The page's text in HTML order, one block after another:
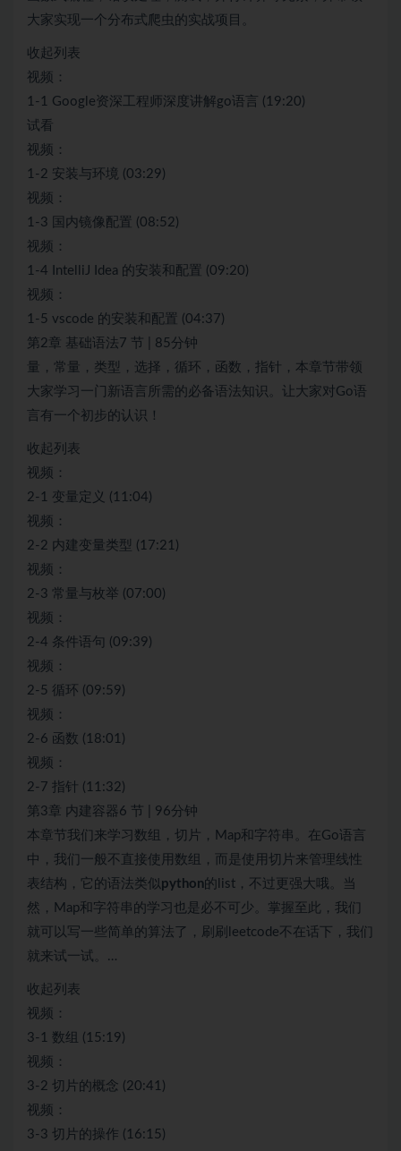
大家实现一个分布式爬虫的实战项目。
收起列表
视频：
1-1 Google资深工程师深度讲解go语言 (19:20)
试看
视频：
1-2 安装与环境 (03:29)
视频：
1-3 国内镜像配置 (08:52)
视频：
1-4 IntelliJ Idea 的安装和配置 (09:20)
视频：
1-5 vscode 的安装和配置 (04:37)
第2章 基础语法7 节 | 85分钟
量，常量，类型，选择，循环，函数，指针，本章节带领
大家学习一门新语言所需的必备语法知识。让大家对Go语
言有一个初步的认识！
收起列表
视频：
2-1 变量定义 (11:04)
视频：
2-2 内建变量类型 (17:21)
视频：
2-3 常量与枚举 (07:00)
视频：
2-4 条件语句 (09:39)
视频：
2-5 循环 (09:59)
视频：
2-6 函数 (18:01)
视频：
2-7 指针 (11:32)
第3章 内建容器6 节 | 96分钟
本章节我们来学习数组，切片，Map和字符串。在Go语言
中，我们一般不直接使用数组，而是使用切片来管理线性
表结构，它的语法类似python的list，不过更强大哦。当
然，Map和字符串的学习也是必不可少。掌握至此，我们
就可以写一些简单的算法了，刷刷leetcode不在话下，我们
就来试一试。…
收起列表
视频：
3-1 数组 (15:19)
视频：
3-2 切片的概念 (20:41)
视频：
3-3 切片的操作 (16:15)